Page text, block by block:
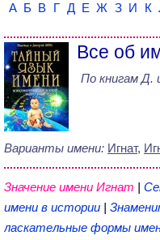
А Б В Г Д Е Ж З И К
Все об
По книгам Д.
Варианты имени: Игнат,
Значение имени Игнат |
имени в истории |
ласкательные формы